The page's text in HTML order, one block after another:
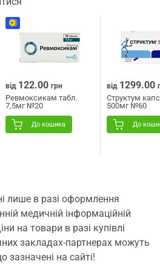
від 122.00 грн
Ревмоксикам табл.
7,5мг №20
До кошика
від 1299.00
Структум
500мг №60
До
лише в разі оформлення
медичній інформаційній
на товари в разі купівлі
закладах-партнерах можуть
зазначені на сайті!